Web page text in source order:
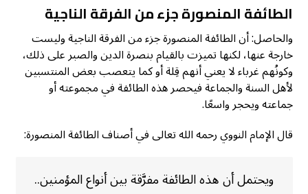
الطائفة المنصورة جزء من الفرقة الناجية
والحاصل: أن الطائفة المنصورة جزء من الفرقة الناجية وليست
خارجة عنها، لكنها تميزت بالقيام بنصرة الدين والصبر على ذلك،
وكونُهم غرباء لا يعني أنهم قِلة أو كما يتعصب بعض المنتسبين
لأهل السنة والجماعة فيحصر هذه الطائفة في مجموعته أو
جماعته ويحجر واسعًا.
قال الإمام النووي رحمه الله تعالى في أصناف الطائفة المنصورة:
ويحتمل أن هذه الطائفة مفرَّقة بين أنواع المؤمنين..